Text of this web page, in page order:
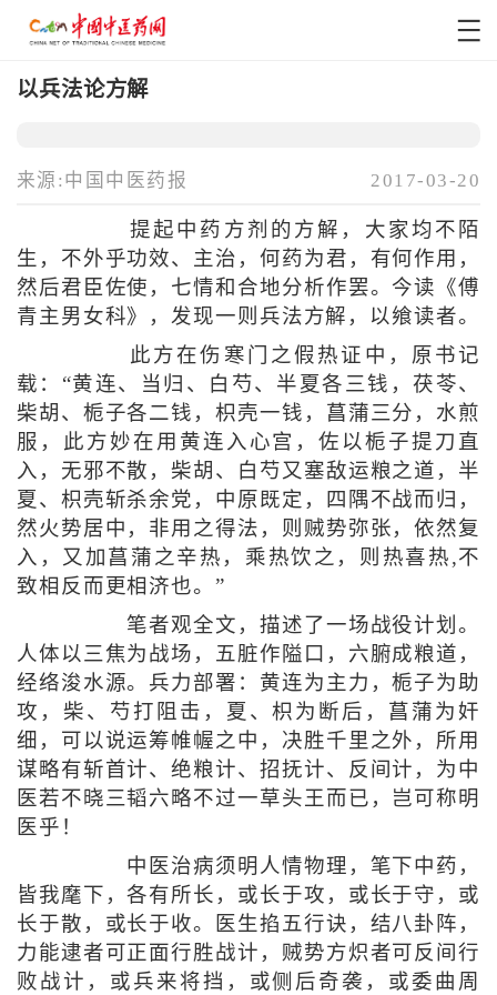
以兵法论方解
来源:中国中医药报 2017-03-20
提起中药方剂的方解，大家均不陌
生，不外乎功效、主治，何药为君，有何作用，
然后君臣佐使，七情和合地分析作罢。今读《傅
青主男女科》，发现一则兵法方解，以飨读者。
此方在伤寒门之假热证中，原书记
载：“黄连、当归、白芍、半夏各三钱，茯苓、
柴胡、栀子各二钱，枳壳一钱，菖蒲三分，水煎
服，此方妙在用黄连入心宫，佐以栀子提刀直
入，无邪不散，柴胡、白芍又塞敌运粮之道，半
夏、枳壳斩杀余党，中原既定，四隅不战而归，
然火势居中，非用之得法，则贼势弥张，依然复
入，又加菖蒲之辛热，乘热饮之，则热喜热,不
致相反而更相济也。”
笔者观全文，描述了一场战役计划。
人体以三焦为战场，五脏作隘口，六腑成粮道，
经络浚水源。兵力部署：黄连为主力，栀子为助
攻，柴、芍打阻击，夏、枳为断后，菖蒲为奸
细，可以说运筹帷幄之中，决胜千里之外，所用
谋略有斩首计、绝粮计、招抚计、反间计，为中
医若不晓三韬六略不过一草头王而已，岂可称明
医乎！
中医治病须明人情物理，笔下中药，
皆我麾下，各有所长，或长于攻，或长于守，或
长于散，或长于收。医生掐五行诀，结八卦阵，
力能逮者可正面行胜战计，贼势方炽者可反间行
败战计，或兵来将挡，或侧后奇袭，或委曲周